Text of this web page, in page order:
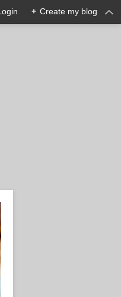
+ Create my blog